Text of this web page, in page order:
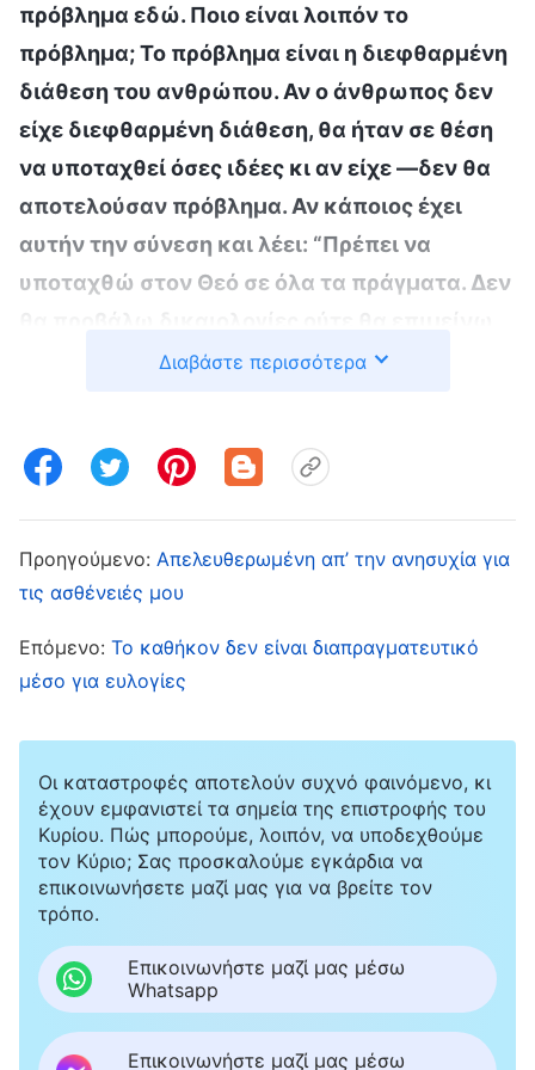
πρόβλημα εδώ. Ποιο είναι λοιπόν το
πρόβλημα; Το πρόβλημα είναι η διεφθαρμένη
διάθεση του ανθρώπου. Αν ο άνθρωπος δεν
είχε διεφθαρμένη διάθεση, θα ήταν σε θέση
να υποταχθεί όσες ιδέες κι αν είχε —δεν θα
αποτελούσαν πρόβλημα. Αν κάποιος έχει
αυτήν την σύνεση και λέει: “Πρέπει να
υποταχθώ στον Θεό σε όλα τα πράγματα. Δεν
στις δικές μου ιδέες, δεν θα βγάλω τη δική
καταλήγει στη δική του ετυμηγορία, αυτό
επιμένει στις δικές του ιδέες, αυτό είναι
σημάδι ότι έχει σύνεση. Αν επίσης μπορεί να
αλήθειας. […] Αν θέλεις να παίρνεις πάντα τις
κάτι, και να επιχειρηματολογείς με τους
άλλους, και να επιμένεις στις δικές σου ιδέες,
αυτό θα καταλήξει σε αρκετά προβλήματα.
Αυτό οφείλεται στο γεγονός ότι τα πράγματα
στα οποία επιμένεις δεν είναι θετικά και όλα
βρίσκονται στο πλαίσιο μιας διεφθαρμένης
διάθεσης. Όλα αυτά τα πράγματα είναι
εκφάνσεις μιας διεφθαρμένης διάθεσης, και,
υπό αυτές τις συνθήκες, παρόλο που μπορεί
Διαβάστε περισσότερα
Προηγούμενο: Απελευθερωμένη απ’ την ανησυχία για
τις ασθένειές μου
Επόμενο: Το καθήκον δεν είναι διαπραγματευτικό
μέσο για ευλογίες
Οι καταστροφές αποτελούν συχνό φαινόμενο, κι
έχουν εμφανιστεί τα σημεία της επιστροφής του
Κυρίου. Πώς μπορούμε, λοιπόν, να υποδεχθούμε
τον Κύριο; Σας προσκαλούμε εγκάρδια να
επικοινωνήσετε μαζί μας για να βρείτε τον
τρόπο.
Επικοινωνήστε μαζί μας μέσω
Whatsapp
Επικοινωνήστε μαζί μας μέσω